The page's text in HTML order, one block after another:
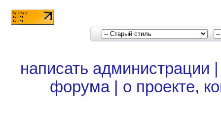
написать администрации
форума| о проекте,